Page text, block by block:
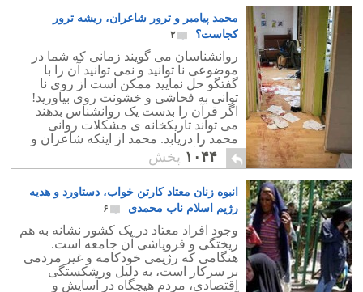
محمد پیامبر و ترور شاعران، ریشه ترور
کجاست؟
۲
روانشناسان می گویند زمانی که شما در
موضوعی نا توانید و نمی توانید آن را با
گفتگو حل نمایید ممکن است از روی نا
توانی به فحاشی و خشونت روی بیاورید!
اگر قرآن را بدست یک روانشناس بدهند
می تواند تاریکخانه ی مشکلات روانی
محمد را دریابد. محمد از اینکه شاعران و
نویسندگانی با هنر خود او را مورد تمسخر
قرار می دهند احساس نا توانی می کرد.
پس آیاتی با فحاشی به ایشان برای ترور و
کشتار این افراد نازل شد!
۱۰۴۴ پخش
انبوه زنان معتاد کارتن خواب، دستاورد و هدیه
رژیم اسلام ناب محمدی
۶
وجود افراد معتاد در یک کشور نشانه به هم
ریختگی و فروپاشی آن جامعه است.
هنگامی که رژیمی خودکامه و غیر مردمی
بر سرکار است، به دلیل ورشکستگی
اقتصادی، مردم هیچگاه در آسایش و